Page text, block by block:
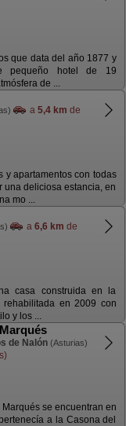
que data del año 1877 y
pequeño hotel de 19
de ...
a 5,4 km de
y apartamentos con todas
una deliciosa estancia, en
mo ...
a 6,6 km de
casa construida en la
rehabilitada en 2009 con
y los ...
de Nalón (Asturias)
se encuentran en
a la Casona del